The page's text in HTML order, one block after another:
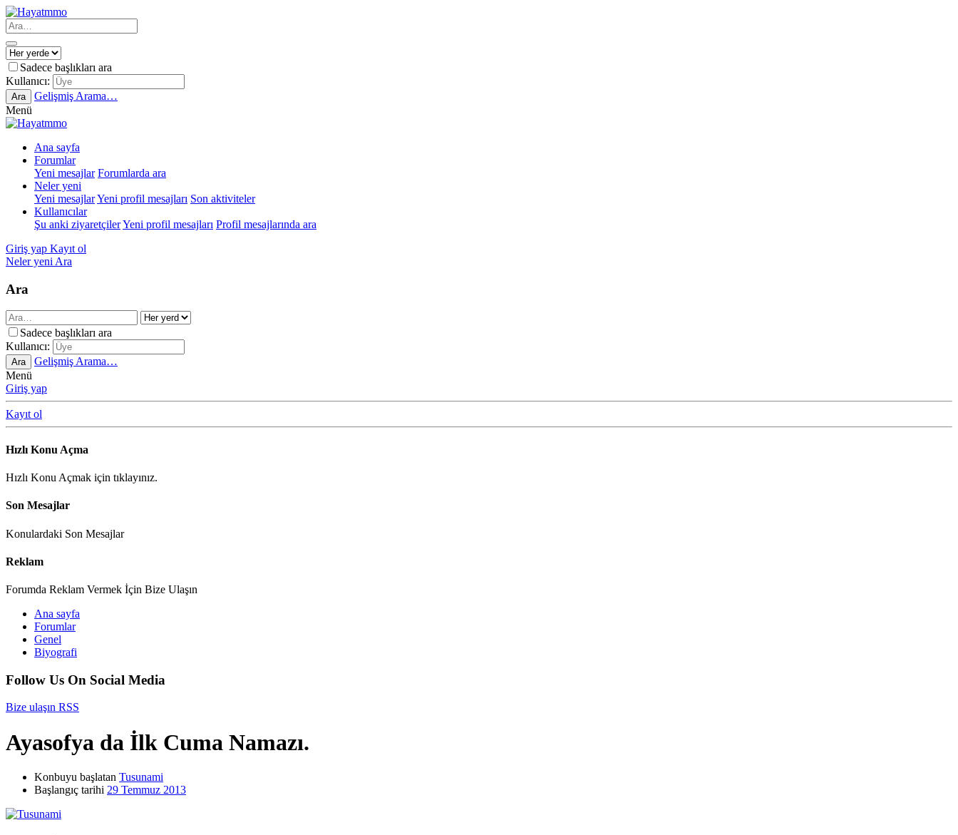
Sadece başlıkları ara
Kullanıcı:
Ara
Gelişmiş Arama…
Menü
Ana sayfa
Forumlar
Yeni mesajlar Forumlarda ara
Neler yeni
Yeni mesajlarYeni profil mesajları Son aktiviteler
Kullanıcılar
Şu anki ziyaretçilerYeni profil mesajları Profil mesajlarında ara
Giriş yap Kayıt ol
Neler yeni Ara
Ara
Sadece başlıkları ara
Kullanıcı:
Ara
Gelişmiş Arama…
Menü
Giriş yap
Kayıt ol
Hızlı Konu Açma
Hızlı Konu Açmak için tıklayınız.
Son Mesajlar
Konulardaki Son Mesajlar
Reklam
Forumda Reklam Vermek İçin Bize Ulaşın
Ana sayfa
Forumlar
Genel
Biyografi
Follow Us On Social Media
Bize ulaşın RSS
Ayasofya da İlk Cuma Namazı.
Konbuyu başlatan Tusunami
Başlangıç tarihi 29 Temmuz 2013